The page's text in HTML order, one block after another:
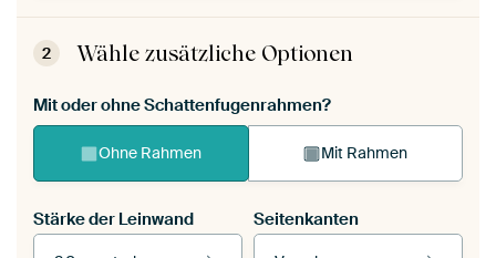
2 Wähle zusätzliche Optionen
Mit oder ohne Schattenfugenrahmen?
Ohne Rahmen Mit Rahmen
Stärke der Leinwand Seitenkanten